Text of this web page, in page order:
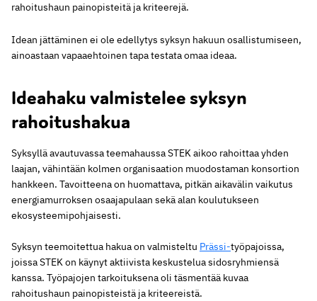
rahoitushaun painopisteitä ja kriteerejä.
Idean jättäminen ei ole edellytys syksyn hakuun osallistumiseen,
ainoastaan vapaaehtoinen tapa testata omaa ideaa.
Ideahaku valmistelee syksyn
rahoitushakua
Syksyllä avautuvassa teemahaussa STEK aikoo rahoittaa yhden
laajan, vähintään kolmen organisaation muodostaman konsortion
hankkeen. Tavoitteena on huo­mattava, pitkän aikavälin vaikutus
energiamurroksen osaajapulaan sekä alan koulutukseen
ekosysteemipohjaisesti.
Syksyn teemoitettua hakua on valmisteltu Prässi-työpajoissa,
joissa STEK on käynyt aktiivista keskustelua sidosryhmiensä
kanssa. Työpajojen tarkoituksena oli täsmentää kuvaa
rahoitushaun painopisteistä ja kriteereistä.